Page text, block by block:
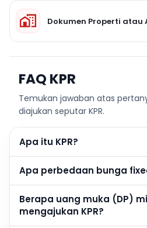
Dokumen Properti atau
FAQ KPR
Temukan jawaban atas
diajukan seputar KPR.
Apa itu KPR?
Apa perbedaan bunga
Berapa uang muka (DP)
mengajukan KPR?